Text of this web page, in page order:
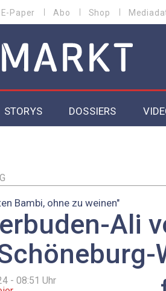
E-Paper Abo Shop
STORYS DOSSIERS
Security
EU-DSGVO
Bambi, ohne zu weinen"
Ali
- 08:51 Uhr